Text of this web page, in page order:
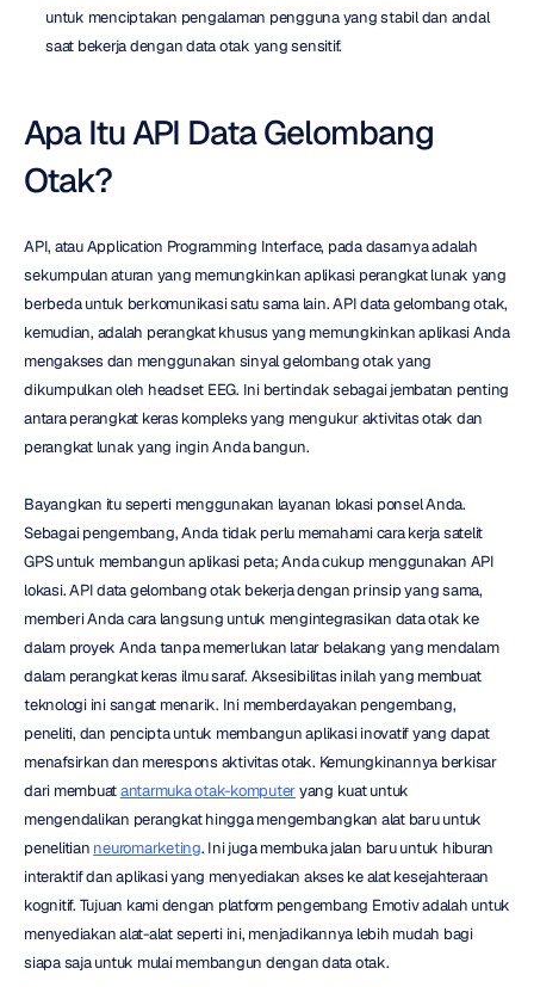
untuk menciptakan pengalaman pengguna yang stabil dan andal
saat bekerja dengan data otak yang sensitif.
Apa Itu API Data Gelombang
Otak?
API, atau Application Programming Interface, pada dasarnya adalah
sekumpulan aturan yang memungkinkan aplikasi perangkat lunak yang
berbeda untuk berkomunikasi satu sama lain. API data gelombang otak,
kemudian, adalah perangkat khusus yang memungkinkan aplikasi Anda
mengakses dan menggunakan sinyal gelombang otak yang
dikumpulkan oleh headset EEG. Ini bertindak sebagai jembatan penting
antara perangkat keras kompleks yang mengukur aktivitas otak dan
perangkat lunak yang ingin Anda bangun.
Bayangkan itu seperti menggunakan layanan lokasi ponsel Anda.
Sebagai pengembang, Anda tidak perlu memahami cara kerja satelit
GPS untuk membangun aplikasi peta; Anda cukup menggunakan API
lokasi. API data gelombang otak bekerja dengan prinsip yang sama,
memberi Anda cara langsung untuk mengintegrasikan data otak ke
dalam proyek Anda tanpa memerlukan latar belakang yang mendalam
dalam perangkat keras ilmu saraf. Aksesibilitas inilah yang membuat
teknologi ini sangat menarik. Ini memberdayakan pengembang,
peneliti, dan pencipta untuk membangun aplikasi inovatif yang dapat
menafsirkan dan merespons aktivitas otak. Kemungkinannya berkisar
dari membuat antarmuka otak-komputer yang kuat untuk
mengendalikan perangkat hingga mengembangkan alat baru untuk
penelitian neuromarketing. Ini juga membuka jalan baru untuk hiburan
interaktif dan aplikasi yang menyediakan akses ke alat kesejahteraan
kognitif. Tujuan kami dengan platform pengembang Emotiv adalah untuk
menyediakan alat-alat seperti ini, menjadikannya lebih mudah bagi
siapa saja untuk mulai membangun dengan data otak.